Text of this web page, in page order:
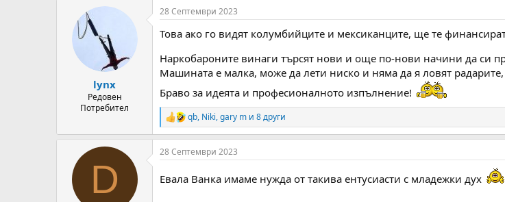
a
c
i
n
s
:
lynx
Редовен
Потребител
28 Септември 2023
Това ако го видят колумбийците и мексиканците, ще те
Наркобароните винаги търсят нови и още по-нови начини да си
Машината е малка, може да лети ниско и няма да я ловят
Браво за идеята и професионалното изпълнение!
R
e
a
c
i
qb, Niki,gary m и 8 други
D
28 Септември 2023
Евала Ванка имаме нужда от такива ентусиасти с младежки дух